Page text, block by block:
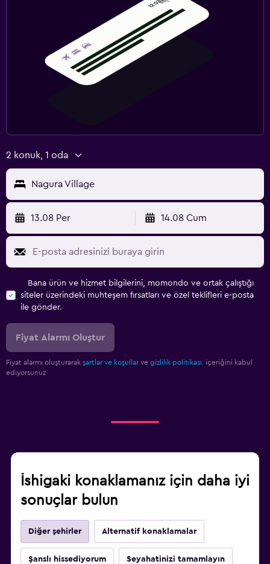
2 konuk, 1 oda
Nagura Village
13.08 Per 14.08 Cum
Bana ürün ve hizmet bilgilerini, momondo ve ortak çalıştığı
siteler üzerindeki muhteşem fırsatları ve özel teklifleri e-posta
ile gönder.
Fiyat Alarmı Oluştur
Fiyat alarmı oluşturarak şartlar ve koşullar ve gizlilik politikası.
içeriğini kabul
ediyorsunuz
İshigaki konaklamanız için daha iyi
sonuçlar bulun
Diğer şehirler Alternatif konaklamalar
Şanslı hissediyorum Seyahatinizi tamamlayın